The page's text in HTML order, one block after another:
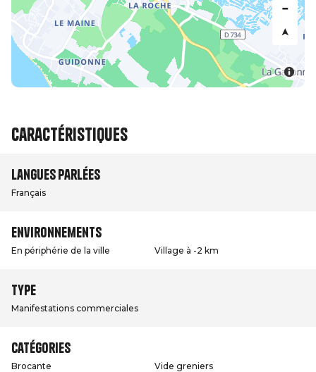
Caractéristiques
Langues parlées
Français
Environnements
En périphérie de la ville Village à -2 km
Type
Manifestations commerciales
Catégories
Brocante Vide greniers